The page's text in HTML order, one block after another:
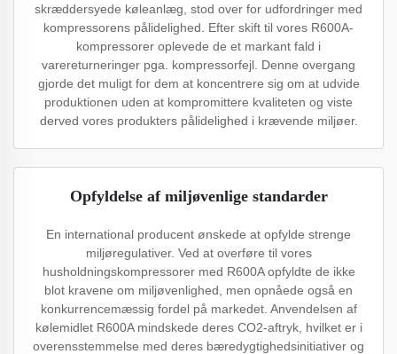
skræddersyede køleanlæg, stod over for udfordringer med
kompressorens pålidelighed. Efter skift til vores R600A-
kompressorer oplevede de et markant fald i
varereturneringer pga. kompressorfejl. Denne overgang
gjorde det muligt for dem at koncentrere sig om at udvide
produktionen uden at kompromittere kvaliteten og viste
derved vores produkters pålidelighed i krævende miljøer.
Opfyldelse af miljøvenlige standarder
En international producent ønskede at opfylde strenge
miljøregulativer. Ved at overføre til vores
husholdningskompressorer med R600A opfyldte de ikke
blot kravene om miljøvenlighed, men opnåede også en
konkurrencemæssig fordel på markedet. Anvendelsen af
kølemidlet R600A mindskede deres CO2-aftryk, hvilket er i
overensstemmelse med deres bæredygtighedsinitiativer og